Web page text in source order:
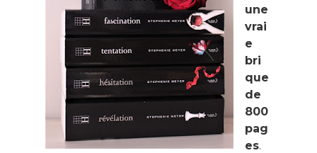
une
vrai
e
bri
que
de
800
pag
es.